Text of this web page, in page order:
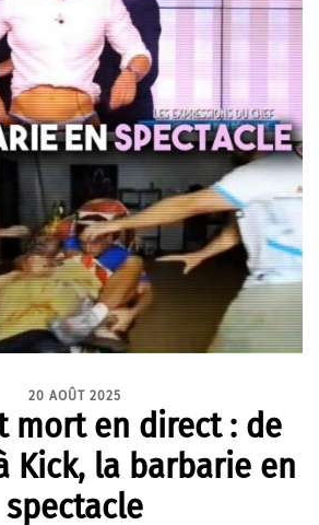
20 AOÛT 2025
mort en direct : de
Kick, la barbarie en
spectacle